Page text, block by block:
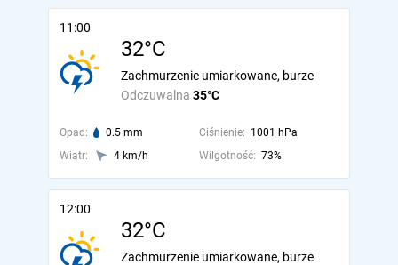
11:00
32°C
Odczuwalna 35°C
Zachmurzenie umiarkowane, burze
Opad: 0.5 mm Ciśnienie: 1001 hPa
Wiatr:
4 km/h Wilgotność: 73%
12:00
32°C
Zachmurzenie umiarkowane, burze